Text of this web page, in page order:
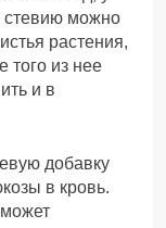
стевию можно
растения,
того из нее
и в
добавку
в кровь.